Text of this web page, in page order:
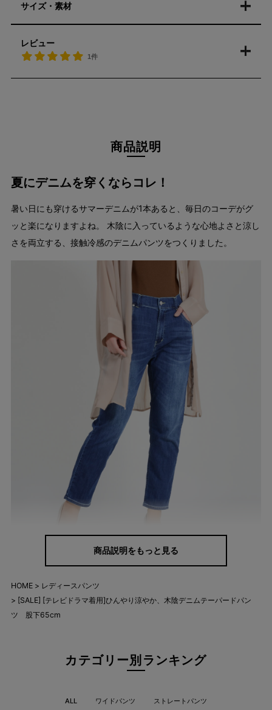
サイズ・素材
レビュー
1件
商品説明
夏にデニムを穿くならコレ！
暑い日にも穿けるサマーデニムが1本あると、毎日のコーデがグ
ッと楽になりますよね。 木陰に入っているような心地よさと涼し
さを両立する、接触冷感のデニムパンツをつくりました。
家でゆっくり過ごしたい日はもちろん、お友だちとのランチでも
大活躍します。
商品説明をもっと見る
HOME
レディースパンツ
[SALE] [テレビドラマ着用]ひんやり涼やか、木陰デニムテーパードパン
ツ 股下65cm
カテゴリー別ランキング
ALL ワイドパンツ ストレートパンツ